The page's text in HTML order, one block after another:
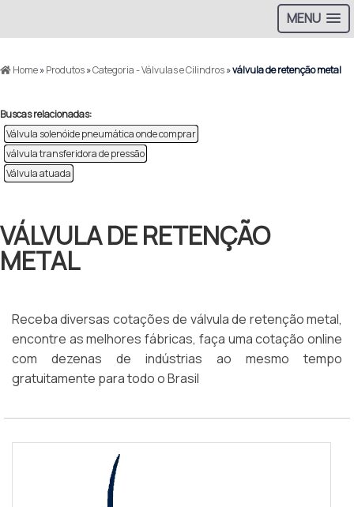
MENU
Home»Produtos»Categoria - Válvulas e Cilindros»válvula de retenção metal
Buscas relacionadas:
Válvula solenóide pneumática onde comprar
válvula transferidora de pressão
Válvula atuada
VÁLVULA DE RETENÇÃO
METAL
Receba diversas cotações de válvula de retenção metal,
encontre as melhores fábricas, faça uma cotação online
com dezenas de indústrias ao mesmo tempo
gratuitamente para todo o Brasil